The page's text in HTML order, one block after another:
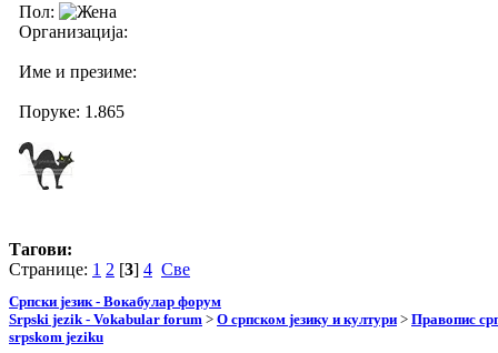
Пол:
Организација:
Име и презиме:
Поруке: 1.865
Тагови:
Странице: 1 2 [3] 4 Све
Српски језик - Вокабулар форум
Srpski jezik - Vokabular forum > О српском језику и култури > Правопис
srpskom jeziku